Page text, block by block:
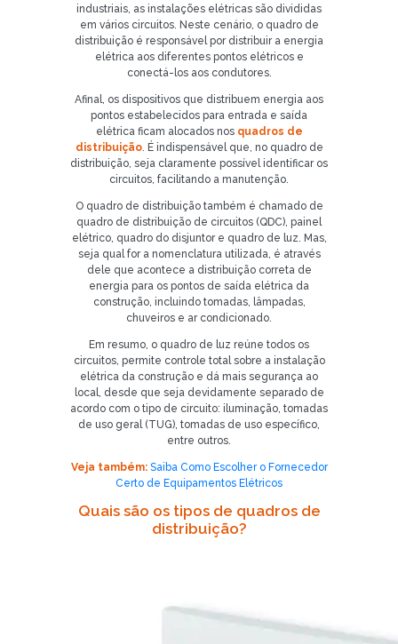
industriais, as instalações elétricas são divididas
em vários circuitos. Neste cenário, o quadro de
distribuição é responsável por distribuir a energia
elétrica aos diferentes pontos elétricos e
conectá-los aos condutores.
Afinal, os dispositivos que distribuem energia aos
pontos estabelecidos para entrada e saída
elétrica ficam alocados nos quadros de
distribuição. É indispensável que, no quadro de
distribuição, seja claramente possível identificar os
circuitos, facilitando a manutenção.
O quadro de distribuição também é chamado de
quadro de distribuição de circuitos (QDC), painel
elétrico, quadro do disjuntor e quadro de luz. Mas,
seja qual for a nomenclatura utilizada, é através
dele que acontece a distribuição correta de
energia para os pontos de saída elétrica da
construção, incluindo tomadas, lâmpadas,
chuveiros e ar condicionado.
Em resumo, o quadro de luz reúne todos os
circuitos, permite controle total sobre a instalação
elétrica da construção e dá mais segurança ao
local, desde que seja devidamente separado de
acordo com o tipo de circuito: iluminação, tomadas
de uso geral (TUG), tomadas de uso específico,
entre outros.
Veja também: Saiba Como Escolher o Fornecedor
Certo de Equipamentos Elétricos
Quais são os tipos de quadros de
distribuição?